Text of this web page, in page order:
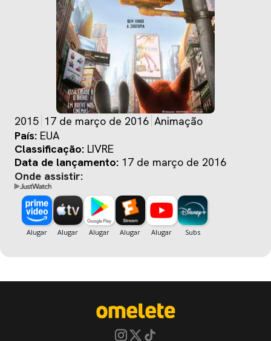
2015 17 de março de 2016 Animação
País: EUA
Classificação: LIVRE
Data de lançamento: 17 de março de 2016
Onde assistir: